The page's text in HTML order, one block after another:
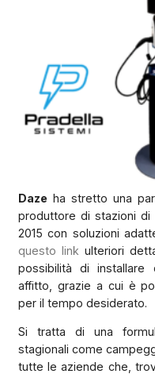
Daze ha stretto una
produttore di stazioni di
2015 con soluzioni
questo link ulteriori
possibilità di installare
affitto, grazie a cui è
per il tempo desiderato.
Si tratta di una
stagionali come
tutte le aziende che,